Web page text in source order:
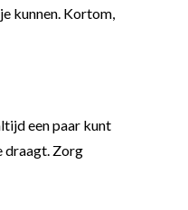
kunnen. Kortom,
een paar kunt
draagt. Zorg